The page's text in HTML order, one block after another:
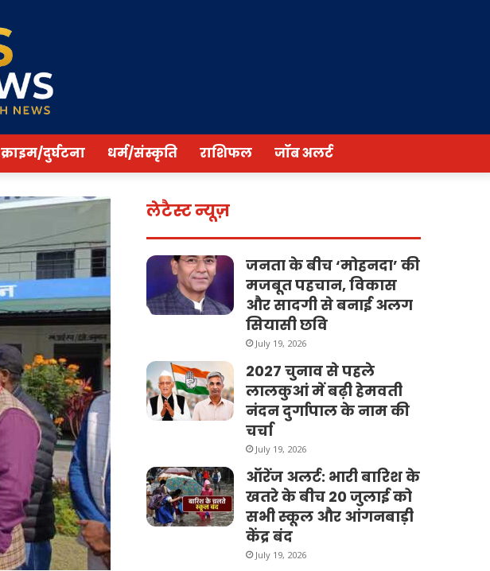
क्राइम/दुर्घटना धर्म/संस्कृति राशिफल जॉब अलर्ट
लेटैस्ट न्यूज़
जनता के बीच ‘मोहनदा’ की
मजबूत पहचान, विकास
और सादगी से बनाई अलग
सियासी छवि
July 19, 2026
2027 चुनाव से पहले
लालकुआं में बढ़ी हेमवती
नंदन दुर्गापाल के नाम की
चर्चा
July 19, 2026
ऑरेंज अलर्ट: भारी बारिश के
खतरे के बीच 20 जुलाई को
सभी स्कूल और आंगनबाड़ी
केंद्र बंद
July 19, 2026